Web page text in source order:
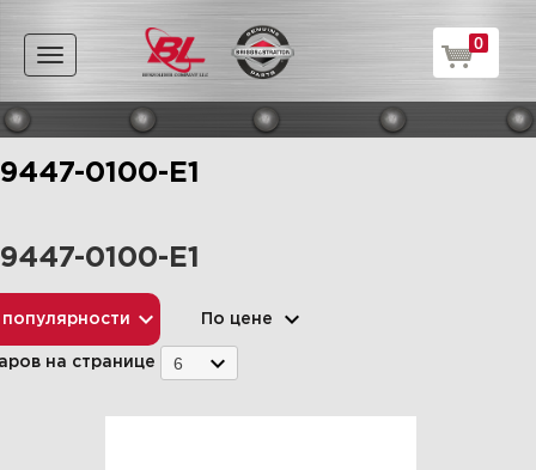
Toggle
navigation
0
0100-E1
0100-E1
По цене
на странице 6